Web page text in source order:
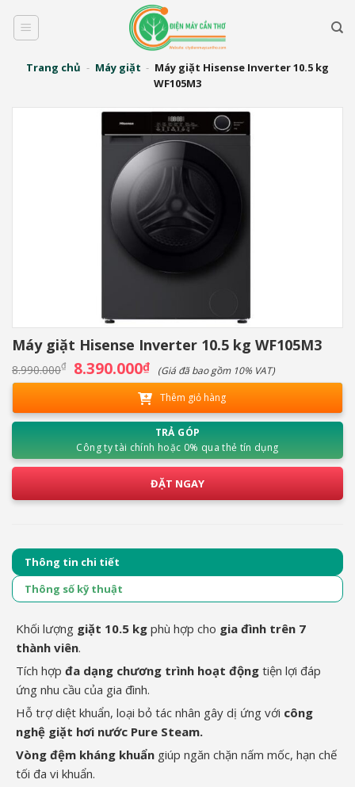
qua
dungTrang chủ - Máy giặt - Máy giặt Hisense Inverter 10.5 kg
WF105M3
Máy giặt Hisense Inverter 10.5 kg WF105M3
8.990.000₫ Giá
gốc
8.390.000₫Giá
hiện
là:
8.390.000₫.
(Giá đã bao gồm 10% VAT)
Thêm giỏ hàng
TRẢ GÓP
Công ty tài chính hoặc 0% qua thẻ tín dụng
ĐẶT NGAY
Thông tin chi tiết
Thông số kỹ thuật
Khối lượng giặt 10.5 kg phù hợp cho gia đình trên 7
thành viên.
Tích hợp đa dạng chương trình hoạt động tiện lợi đáp
ứng nhu cầu của gia đình.
Hỗ trợ diệt khuẩn, loại bỏ tác nhân gây dị ứng với công
nghệ giặt hơi nước Pure Steam.
Vòng đệm kháng khuẩn giúp ngăn chặn nấm mốc, hạn chế
tối đa vi khuẩn.